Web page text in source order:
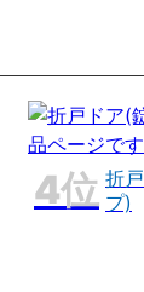
折
プ)